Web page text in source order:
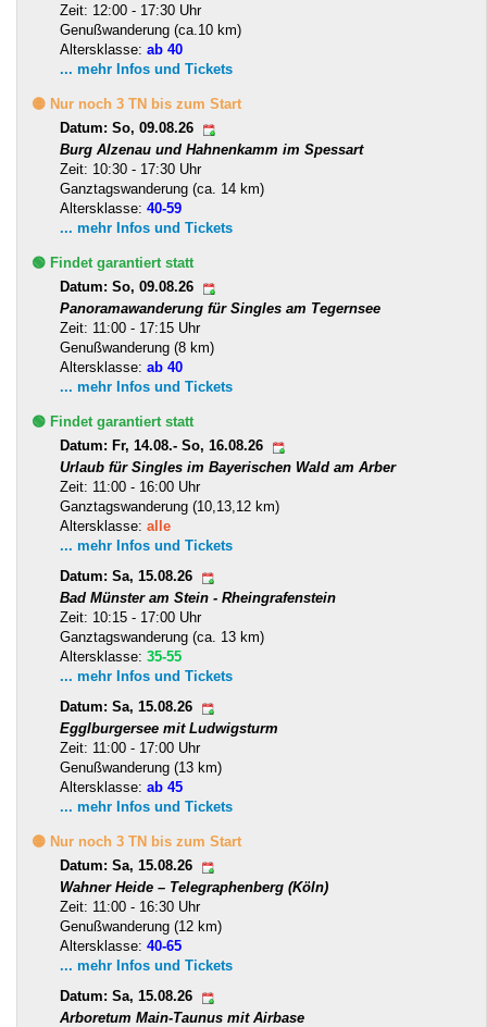
Zeit: 12:00 - 17:30 Uhr
Genußwanderung (ca.10 km)
Altersklasse: ab 40
... mehr Infos und Tickets
🟡 Nur noch 3 TN bis zum Start
Datum: So, 09.08.26
Burg Alzenau und Hahnenkamm im Spessart
Zeit: 10:30 - 17:30 Uhr
Ganztagswanderung (ca. 14 km)
Altersklasse: 40-59
... mehr Infos und Tickets
🟢 Findet garantiert statt
Datum: So, 09.08.26
Panoramawanderung für Singles am Tegernsee
Zeit: 11:00 - 17:15 Uhr
Genußwanderung (8 km)
Altersklasse: ab 40
... mehr Infos und Tickets
🟢 Findet garantiert statt
Datum: Fr, 14.08.- So, 16.08.26
Urlaub für Singles im Bayerischen Wald am Arber
Zeit: 11:00 - 16:00 Uhr
Ganztagswanderung (10,13,12 km)
Altersklasse: alle
... mehr Infos und Tickets
Datum: Sa, 15.08.26
Bad Münster am Stein - Rheingrafenstein
Zeit: 10:15 - 17:00 Uhr
Ganztagswanderung (ca. 13 km)
Altersklasse: 35-55
... mehr Infos und Tickets
Datum: Sa, 15.08.26
Egglburgersee mit Ludwigsturm
Zeit: 11:00 - 17:00 Uhr
Genußwanderung (13 km)
Altersklasse: ab 45
... mehr Infos und Tickets
🟡 Nur noch 3 TN bis zum Start
Datum: Sa, 15.08.26
Wahner Heide – Telegraphenberg (Köln)
Zeit: 11:00 - 16:30 Uhr
Genußwanderung (12 km)
Altersklasse: 40-65
... mehr Infos und Tickets
Datum: Sa, 15.08.26
Arboretum Main-Taunus mit Airbase